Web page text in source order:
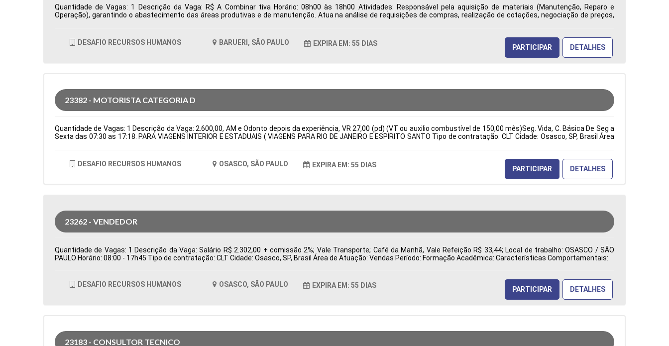
Quantidade de Vagas: 1 Descrição da Vaga: R$ A Combinar tiva Horário: 08h00 às 18h00 Atividades: Responsável pela aquisição de materiais (Manutenção, Reparo e
Operação), garantindo o abastecimento das áreas produtivas e de manutenção. Atua na análise de requisições de compras, realização de cotações, negociação de preços,
oportunidades de otimização de custos e elabora indicadores de desempenho da área de Suprimentos para apoiar a gestão na tomada de decisões Tipo de contratação: CLT
Cidade: Barueri, SP, Brasil Área de Atuação: Compras Período: Formação Acadêmica: Características Comportamentais:
DESAFIO RECURSOS HUMANOS BARUERI, SÃO PAULO EXPIRA EM: 55 DIAS PARTICIPAR DETALHES
23382 - MOTORISTA CATEGORIA D
Quantidade de Vagas: 1 Descrição da Vaga: 2.600,00, AM e Odonto depois da experiência, VR 27,00 (pd) (VT ou auxilio combustível de 150,00 mês)Seg. Vida, C. Básica De Seg a
Sexta das 07:30 as 17:18. PARA VIAGENS INTERIOR E ESTADUAIS ( VIAGENS PARA RIO DE JANEIRO E ESPIRITO SANTO Tipo de contratação: CLT Cidade: Osasco, SP, Brasil Área
DESAFIO RECURSOS HUMANOS OSASCO, SÃO PAULO EXPIRA EM: 55 DIAS PARTICIPAR DETALHES
23262 - VENDEDOR
Quantidade de Vagas: 1 Descrição da Vaga: Salário R$ 2.302,00 + comissão 2%; Vale Transporte; Café da Manhã, Vale Refeição R$ 33,44; Local de trabalho: OSASCO / SÃO
PAULO Horário: 08:00 - 17h45 Tipo de contratação: CLT Cidade: Osasco, SP, Brasil Área de Atuação: Vendas Período: Formação Acadêmica: Características Comportamentais:
DESAFIO RECURSOS HUMANOS OSASCO, SÃO PAULO EXPIRA EM: 55 DIAS PARTICIPAR DETALHES
23183 - CONSULTOR TECNICO